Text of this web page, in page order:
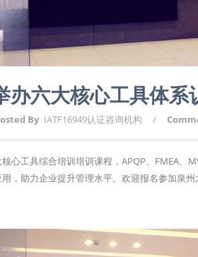
办六大核心工具体系
By IATF16949认证咨询机构 /
心工具综合培训培训课程，APQP、FMEA、
，助力企业提升管理水平。欢迎报名参加泉